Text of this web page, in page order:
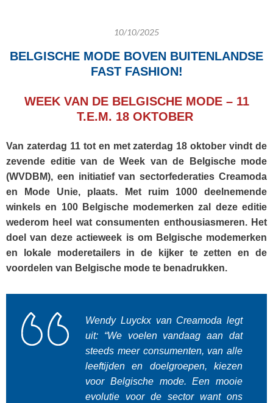
10/10/2025
BELGISCHE MODE BOVEN BUITENLANDSE
FAST FASHION!
WEEK VAN DE BELGISCHE MODE – 11
T.E.M. 18 OKTOBER
Van zaterdag 11 tot en met zaterdag 18 oktober vindt de
zevende editie van de Week van de Belgische mode
(WVDBM), een initiatief van sectorfederaties Creamoda
en Mode Unie, plaats. Met ruim 1000 deelnemende
winkels en 100 Belgische modemerken zal deze editie
wederom heel wat consumenten enthousiasmeren. Het
doel van deze actieweek is om Belgische modemerken
en lokale moderetailers in de kijker te zetten en de
voordelen van Belgische mode te benadrukken.
Wendy Luyckx van Creamoda legt
uit: “We voelen vandaag aan dat
steeds meer consumenten, van alle
leeftijden en doelgroepen, kiezen
voor Belgische mode. Een mooie
evolutie voor de sector want ons